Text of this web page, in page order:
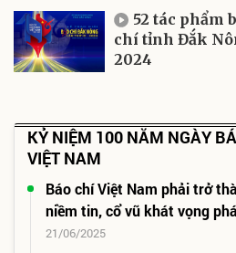
52 tác phẩm
chí tỉnh Đắk
2024
KỶ NIỆM 100 NĂM NGÀY
VIỆT NAM
Báo chí Việt Nam phải trở
niềm tin, cổ vũ khát vọng
21/06/2025